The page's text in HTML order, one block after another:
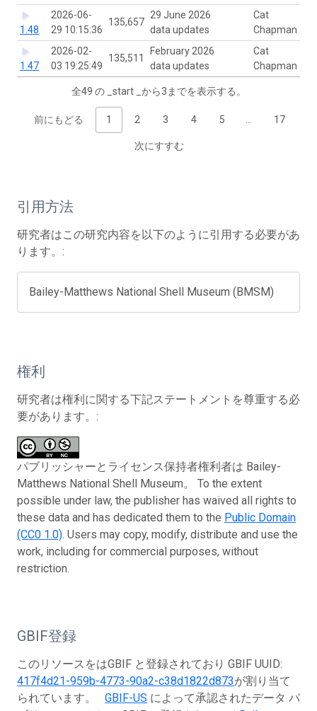
1.48
2026-06-
29 10:15:36
135,657
29 June 2026
data updates
Cat
Chapman
1.47
2026-02-
03 19:25:49
135,511
February 2026
data updates
Cat
Chapman
全49 の _start _から3までを表示する。
前にもどる 1 2 3 4 5 17
次にすすむ
引用方法
研究者はこの研究内容を以下のように引用する必要があ
ります。:
Bailey-Matthews National Shell Museum (BMSM)
権利
研究者は権利に関する下記ステートメントを尊重する必
要があります。:
パブリッシャーとライセンス保持者権利者は Bailey-
Matthews National Shell Museum。 To the extent
possible under law, the publisher has waived all rights to
these data and has dedicated them to the Public Domain
(CC0 1.0). Users may copy, modify, distribute and use the
work, including for commercial purposes, without
restriction.
GBIF登録
このリソースをはGBIF と登録されており GBIF UUID:
417f4d21-959b-4773-90a2-c38d1822d873が割り当て
られています。 GBIF-US によって承認されたデータ パ